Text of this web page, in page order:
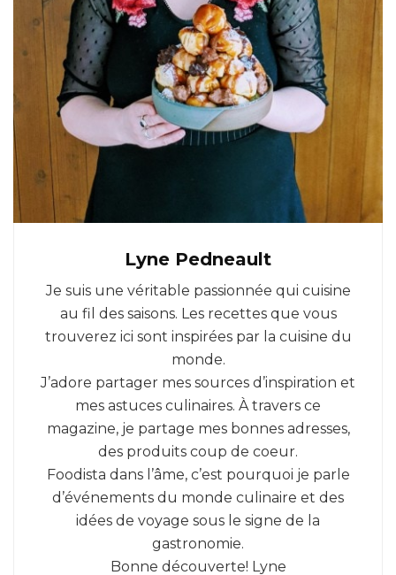
Lyne Pedneault
Je suis une véritable passionnée qui cuisine
au fil des saisons. Les recettes que vous
trouverez ici sont inspirées par la cuisine du
monde.
J’adore partager mes sources d’inspiration et
mes astuces culinaires. À travers ce
magazine, je partage mes bonnes adresses,
des produits coup de coeur.
Foodista dans l’âme, c’est pourquoi je parle
d’événements du monde culinaire et des
idées de voyage sous le signe de la
gastronomie.
Bonne découverte! Lyne